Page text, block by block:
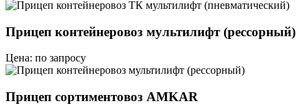
Прицеп контейнеровоз мультилифт (рессорный)
Цена: по запросу
Прицеп сортиментовоз AMKAR